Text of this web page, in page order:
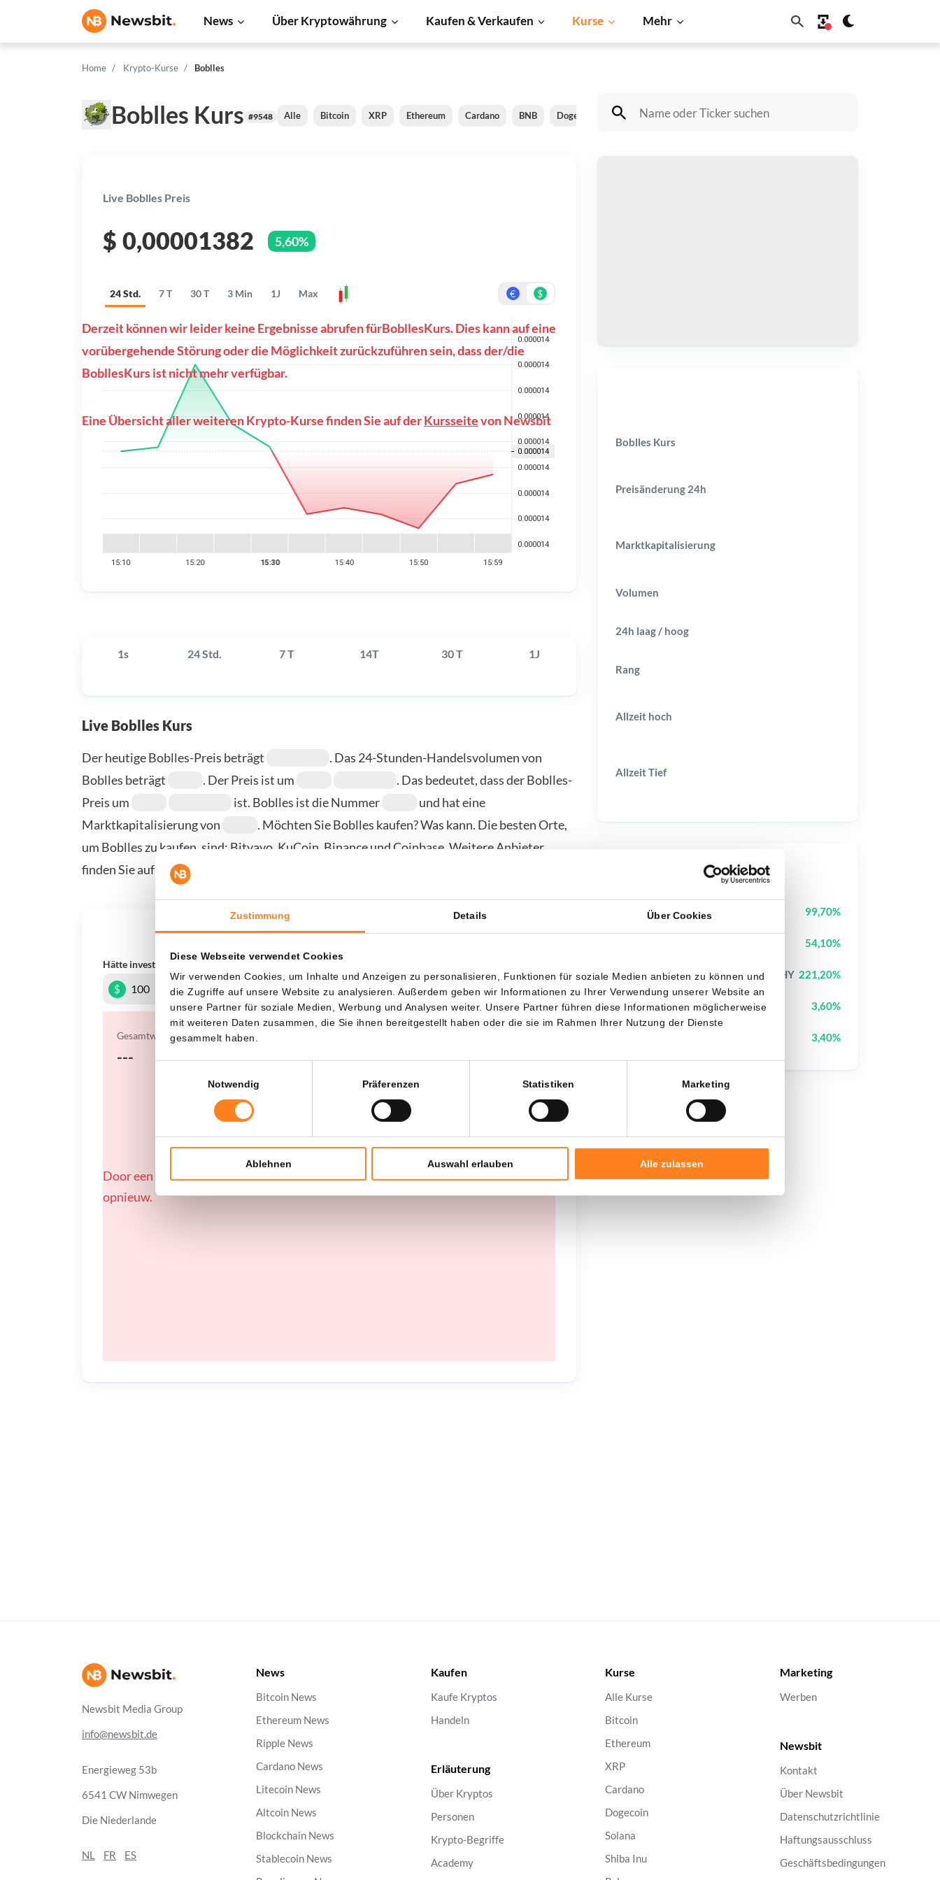
Zustimmung Details Über Cookies
Diese Webseite verwendet Cookies
Wir verwenden Cookies, um Inhalte und Anzeigen zu personalisieren, Funktionen für soziale Medien anbieten zu können und
die Zugriffe auf unsere Website zu analysieren. Außerdem geben wir Informationen zu Ihrer Verwendung unserer Website an
unsere Partner für soziale Medien, Werbung und Analysen weiter. Unsere Partner führen diese Informationen möglicherweise
mit weiteren Daten zusammen, die Sie ihnen bereitgestellt haben oder die sie im Rahmen Ihrer Nutzung der Dienste
gesammelt haben.
Notwendig
Präferenzen Statistiken Marketing
Ablehnen Auswahl erlauben Alle zulassen
News Über Kryptowährung Kaufen & Verkaufen Kurse Mehr
Home Krypto-Kurse Boblles
Boblles Kurs #9548 Alle Bitcoin XRP Ethereum Cardano BNB Dogecoin Litecoin Shiba Inu Solana
Live Boblles Preis
$ 0,00001382 5,60%
24 Std. 7 T 30 T 3 Min 1J Max € $
Derzeit können wir leider keine Ergebnisse abrufen fürBobllesKurs. Dies kann auf eine
vorübergehende Störung oder die Möglichkeit zurückzuführen sein, dass der/die
BobllesKurs ist nicht mehr verfügbar.
Eine Übersicht aller weiteren Krypto-Kurse finden Sie auf derKursseitevon Newsbit
1s 24 Std. 7 T 14T 30 T 1J
Live Boblles Kurs
Der heutige Boblles-Preis beträgt
. Das 24-Stunden-Handelsvolumen von
Boblles beträgt
. Der Preis ist um
. Das bedeutet, dass der Boblles-
Preis um
ist. Boblles ist die Nummer
und hat eine
Marktkapitalisierung von
. Möchten Sie Boblles kaufen? Was kann. Die besten Orte,
um Boblles zu kaufen, sind: Bitvavo, KuCoin, Binance und Coinbase. Weitere Anbieter
finden Sie auf unserer Kauf-/Verkaufsseite.
Was, wenn ich...?
Hätte investiert
$
Gesamtwert
---
Door een fout konden er geen gegevens worden opgehaald, probeer het later
opnieuw.
Boblles Kurs
Preisänderung 24h
Marktkapitalisierung
Volumen
24h laag / hoog
Rang
Allzeit hoch
AllzeitTief
Tutorial TUT 99,70%
54,10%
Jimothy The Raccoon JIMOTHY 221,20%
Solana SOL 3,60%
3,40%
Newsbit Media Group
info@newsbit.de
Energieweg 53b
6541 CW Nimwegen
Die Niederlande
NL FR ES
News
Bitcoin News
Ethereum News
Ripple News
Cardano News
Litecoin News
Altcoin News
Blockchain News
Stablecoin News
Kaufen
Kaufe Kryptos
Handeln
Erläuterung
Über Kryptos
Personen
Krypto-Begriffe
Academy
Kurse
Alle Kurse
Bitcoin
Ethereum
XRP
Cardano
Dogecoin
Solana
Shiba Inu
Marketing
Werben
Newsbit
Kontakt
Über Newsbit
Datenschutzrichtlinie
Haftungsausschluss
Geschäftsbedingungen